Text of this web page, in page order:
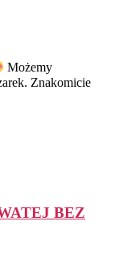
Możemy
Znakomicie
BEZ